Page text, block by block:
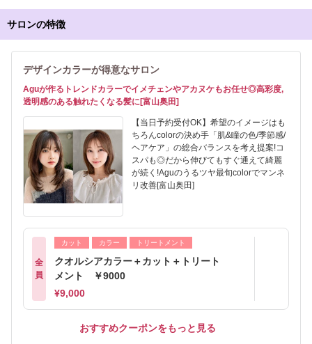
サロンの特徴
デザインカラーが得意なサロン
Aguが作るトレンドカラーでイメチェンやアカヌケもお任せ◎高彩度,
透明感のある触れたくなる髪に[富山奥田]
【当日予約受付OK】希望のイメージはも
ちろんcolorの決め手「肌&瞳の色/季節感/
ヘアケア」の総合バランスを考え提案!コ
スパも◎だから伸びてもすぐ通えて綺麗
が続く!Aguのうるツヤ最旬colorでマンネ
リ改善[富山奥田]
全
員
カット カラー トリートメント
クオルシアカラー＋カット＋トリート
メント ￥9000
¥9,000
おすすめクーポンをもっと見る